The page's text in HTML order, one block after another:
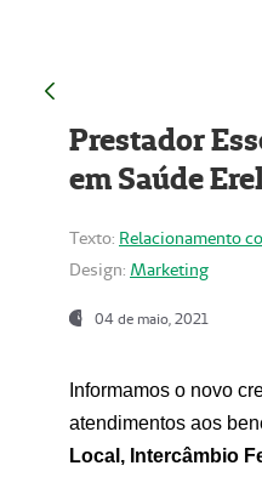
Prestador
em Saúde
Texto: Relacionamento
Design: Marketing
04 de maio, 2021
Informamos o novo
atendimentos aos
Local, Intercâmbio